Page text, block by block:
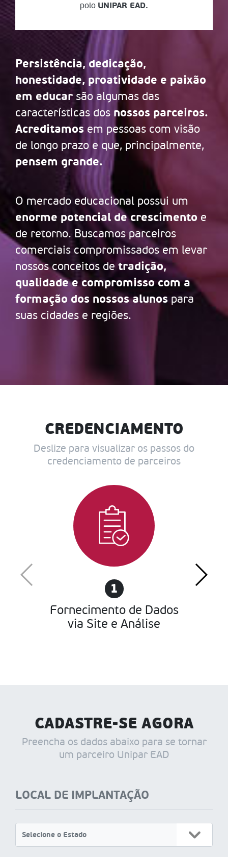
polo UNIPAR EAD.
Persistência, dedicação,
honestidade, proatividade e paixão
em educarsão algumas das
características dos nossos parceiros.
Acreditamos em pessoas com visão
de longo prazo e que, principalmente,
pensem grande.
O mercado educacional possui um
enorme potencial de crescimento e
de retorno. Buscamos parceiros
comerciais compromissados em levar
nossos conceitos detradição,
qualidade e compromisso com a
formação dos nossos alunos para
suas cidades e regiões.
CREDENCIAMENTO
Deslize para visualizar os passos do
credenciamento de parceiros
1
Fornecimento de Dados
via Site e Análise
CADASTRE-SE AGORA
Preencha os dados abaixo para se tornar
um parceiro Unipar EAD
LOCAL DE IMPLANTAÇÃO